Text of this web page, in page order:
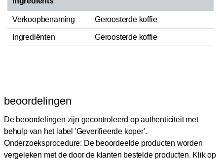
Verkoopbenaming Geroosterde koffie
Ingrediënten Geroosterde koffie
beoordelingen
De beoordelingen zijn gecontroleerd op authenticiteit met
behulp van het label 'Geverifieerde koper'.
Onderzoeksprocedure: De beoordeelde producten worden
vergeleken met de door de klanten bestelde producten. Klik op